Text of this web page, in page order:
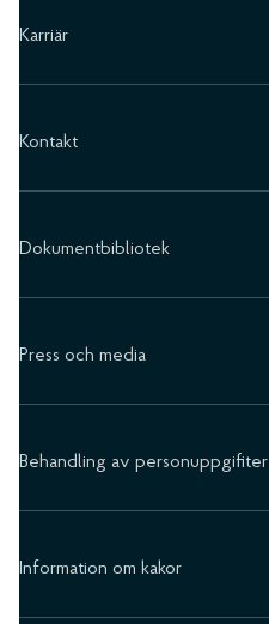
Karriär
Kontakt
Dokumentbibliotek
Press och media
Behandling av personuppgifiter
Information om kakor